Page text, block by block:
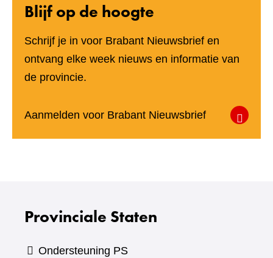
Blijf op de hoogte
Schrijf je in voor Brabant Nieuwsbrief en
ontvang elke week nieuws en informatie van
de provincie.
Aanmelden voor Brabant Nieuwsbrief(verwijst
Provinciale Staten
Ondersteuning PS